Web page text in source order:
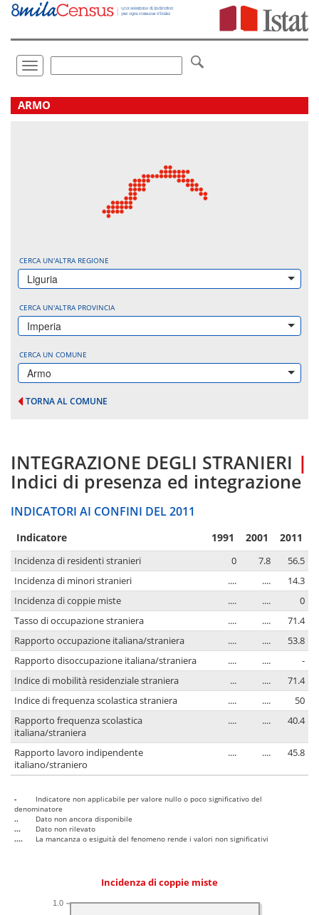
Vai
direttamente
Toggle
navigation
.
ARMO
CERCA UN'ALTRA REGIONE
Liguria
CERCA UN'ALTRA PROVINCIA
Imperia
CERCA UN COMUNE
Armo
TORNA AL COMUNE
INTEGRAZIONE DEGLI STRANIERI |
Indici di presenza ed integrazione
INDICATORI AI CONFINI DEL 2011
Indicatore 1991 2001 2011
Incidenza di residenti stranieri 0 7.8
56.5
Incidenza di minori stranieri
.... ....
14.3
Incidenza di coppie miste
.... ....
0
Tasso di occupazione straniera
.... ....
71.4
Rapporto occupazione italiana/straniera
.... ....
53.8
Rapporto disoccupazione italiana/straniera
.... ....
-
Indice di mobilità residenziale straniera
... ....
71.4
Indice di frequenza scolastica straniera
.... ....
50
Rapporto frequenza scolastica
italiana/straniera
.... .... 40.4
Rapporto lavoro indipendente
italiano/straniero
.... .... 45.8
-
Indicatore non applicabile per valore nullo o poco significativo del
denominatore
..
Dato non ancora disponibile
...
Dato non rilevato
....
La mancanza o esiguità del fenomeno rende i valori non significativi
Incidenza di coppie miste
1.0